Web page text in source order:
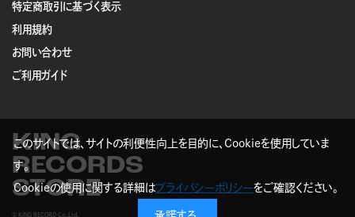
特定商取引に基づく表示
利用規約
お問い合わせ
ご利用ガイド
KING
RECORDS
STORE
© KING RECORD Co.,Ltd.
このサイトでは、サイトの利便性向上を目的に、Cookieを使用していま
す。
Cookieの使用に関する詳細はプライバシーポリシーをご確認ください。